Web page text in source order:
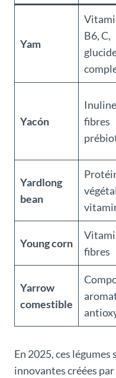
Yam
B6, C,
Yacón
fibres
Yardlong
bean
Young corn
fibres
Yarrow
comestible
En 2025, ces
innovantes créées